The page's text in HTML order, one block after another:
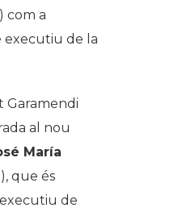
com a
executiu de la
Garamendi
al nou
María
que és
de